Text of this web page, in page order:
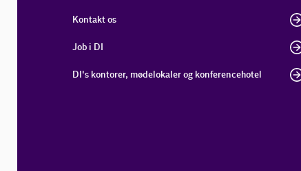
Kontakt os
Job i DI
DI's kontorer, mødelokaler og konferencehotel